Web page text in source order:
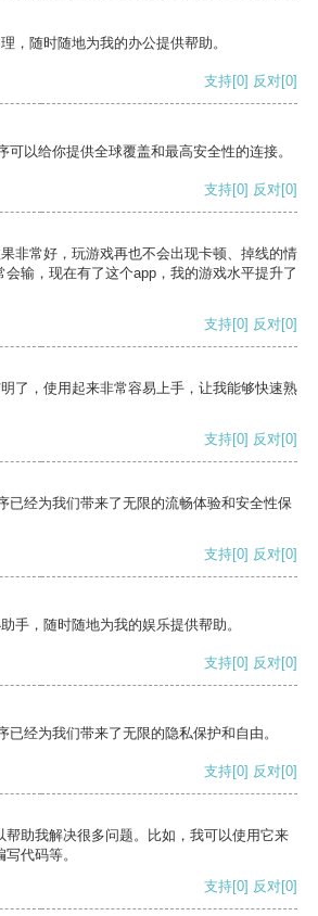
，随时随地为我的办公提供帮助。
支持[0] 反对[0]
可以给你提供全球覆盖和最高安全性的连接。
支持[0] 反对[0]
非常好，玩游戏再也不会出现卡顿、掉线的情
输，现在有了这个app，我的游戏水平提升了
支持[0] 反对[0]
了，使用起来非常容易上手，让我能够快速熟
支持[0] 反对[0]
已经为我们带来了无限的流畅体验和安全性保
支持[0] 反对[0]
手，随时随地为我的娱乐提供帮助。
支持[0] 反对[0]
已经为我们带来了无限的隐私保护和自由。
支持[0] 反对[0]
帮助我解决很多问题。比如，我可以使用它来
代码等。
支持[0] 反对[0]